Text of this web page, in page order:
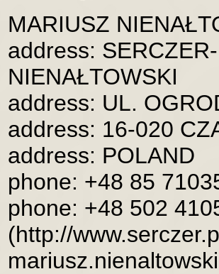
MARIUSZ
address:
NIENAŁTOWSKI
address: UL.
address: 16-020
address: POLAND
phone: +48 85
phone: +48 502
(http://